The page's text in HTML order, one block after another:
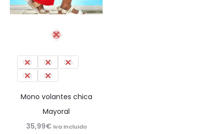
10A 12A
14A
16A
18A
Mono volantes chica
Mayoral
35,99€ Iva Incluido